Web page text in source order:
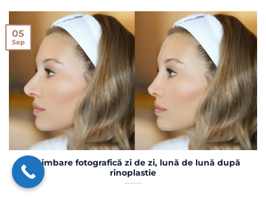
Schimbare fotografică zi de zi, lună de lună după
rinoplastie
05
Sep